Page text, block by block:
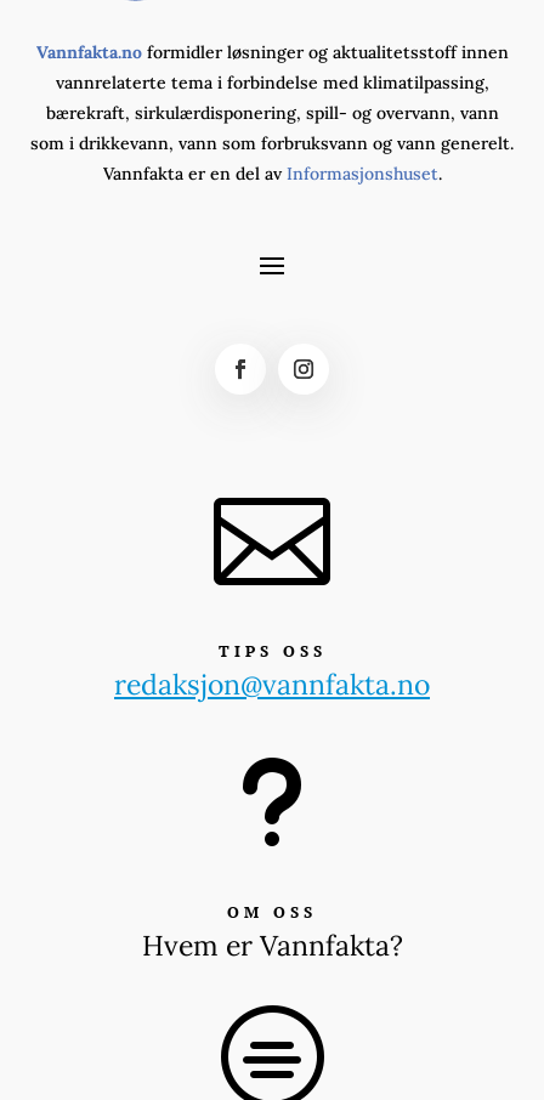
Vannfakta.noformidler løsninger og aktualitetsstoff innen
vannrelaterte tema i forbindelse med klimatilpassing,
bærekraft, sirkulærdisponering, spill- og overvann, vann
som i drikkevann, vann som forbruksvann og vann generelt.
Vannfakta er en del av Informasjonshuset.

TIPS OSS
redaksjon@vannfakta.no
u
OM OSS
Hvem er Vannfakta?
